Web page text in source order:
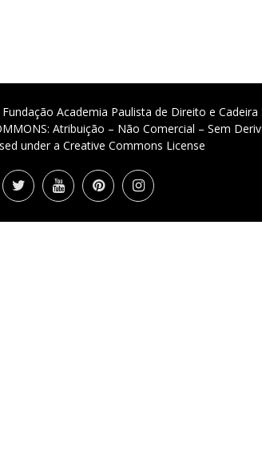
Academia Paulista de Direito e Cadeira
Atribuição – Não Comercial – Sem
under a Creative Commons License